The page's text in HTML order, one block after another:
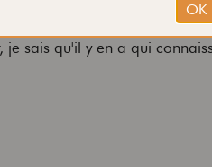
sais qu'il y en a qui